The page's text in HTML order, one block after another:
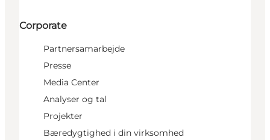
Corporate
Partnersamarbejde
Presse
Media Center
Analyser og tal
Projekter
Bæredygtighed i din virksomhed